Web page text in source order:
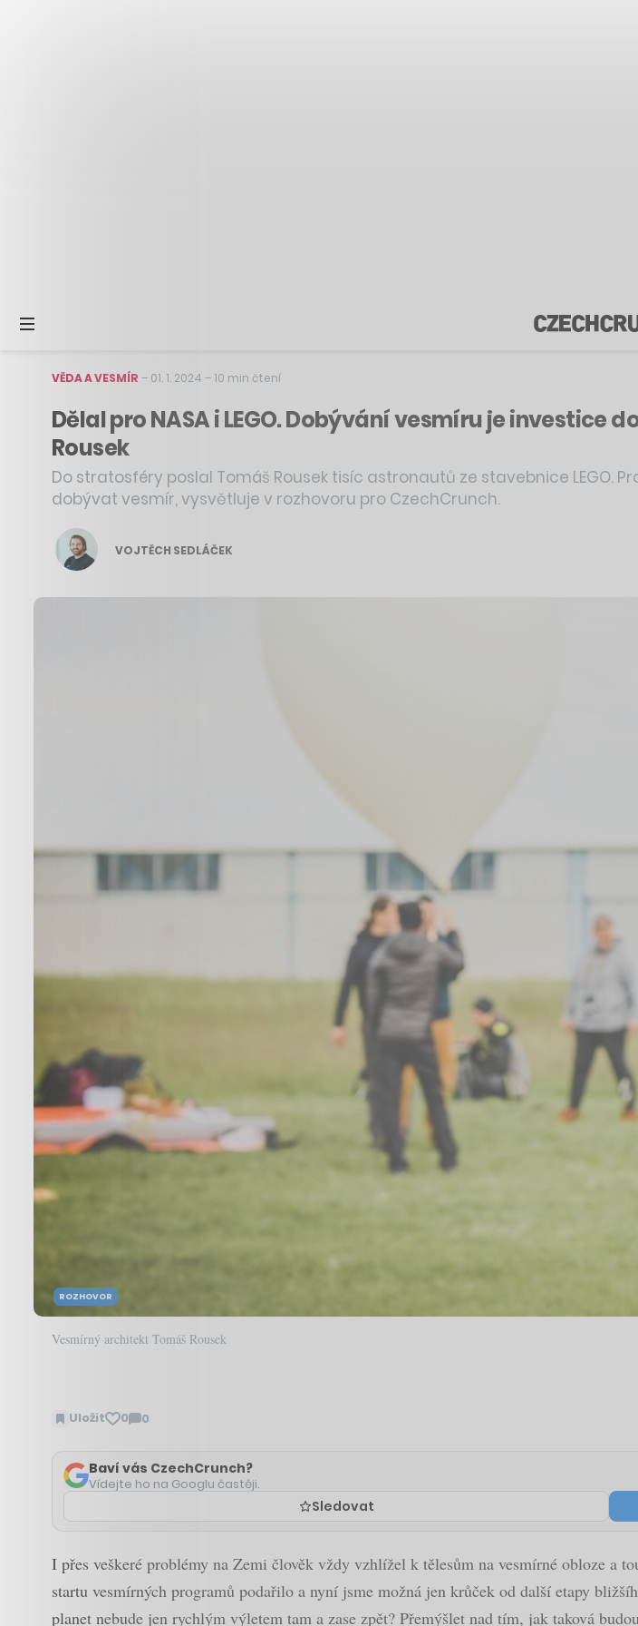
VĚDA A VESMÍR – 01. 1. 2024 –10 min čtení
Dělal pro NASA i LEGO. Dobývání vesmíru je
Rousek
Do stratosféry poslal Tomáš Rousek tisíc astronautů ze stavebnice LEGO.
dobývat vesmír, vysvětluje v rozhovoru pro CzechCrunch.
VOJTĚCH SEDLÁČEK
ROZHOVOR
Vesmírný architekt Tomáš Rousek
Uložit 0 0
Zobrazit
Baví vás CzechCrunch?
Vídejte ho na Googlu častěji.
Sledovat
I přes veškeré problémy na Zemi člověk vždy vzhlížel k tělesům na vesmírné obloze
startu vesmírných programů podařilo a nyní jsme možná jen krůček od další etapy
planet nebude jen rychlým výletem tam a zase zpět? Přemýšlet nad tím, jak taková